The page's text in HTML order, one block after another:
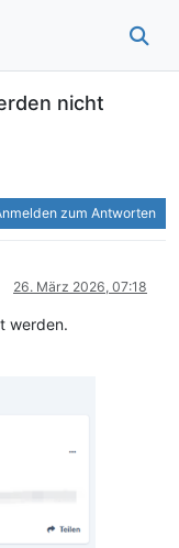
nicht
zum Antworten
26. März 2026, 07:18
werden.